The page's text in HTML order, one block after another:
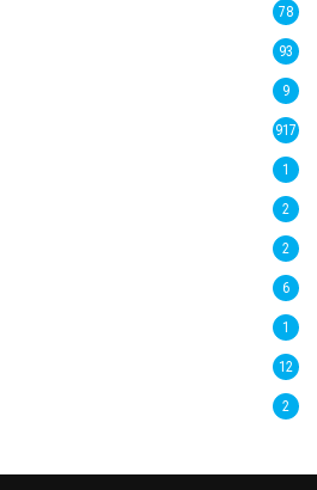
78
93
9
917
1
2
2
6
1
12
2